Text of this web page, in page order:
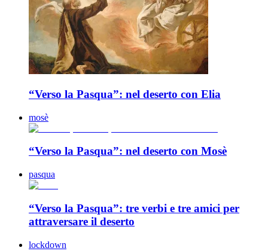
“Verso la Pasqua”: nel deserto con Elia
mosè
“Verso la Pasqua”: nel deserto con Mosè
pasqua
“Verso la Pasqua”: tre verbi e tre amici per
attraversare il deserto
lockdown